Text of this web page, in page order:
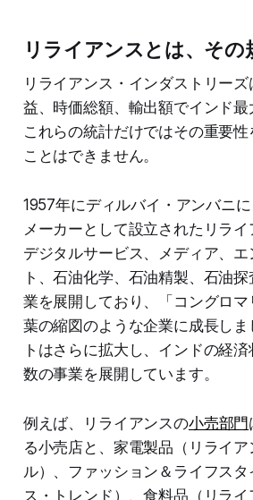
現するか。
リライアンスとは、その
リライアンス・インダストリー
益、時価総額、輸出額でインド最
これらの統計だけではその重要
ことはできません。
1957年にディルバイ・アンバニ
メーカーとして設立されたリライ
デジタルサービス、メディア、
ト、石油化学、石油精製、石油
業を展開しており、「コングロ
葉の縮図のような企業に成長し
トはさらに拡大し、インドの経
数の事業を展開しています。
例えば、リライアンスの小売部門
る小売店と、家電製品（リライア
ル）、ファッション＆ライフス
ス・トレンド）、食料品（リラ